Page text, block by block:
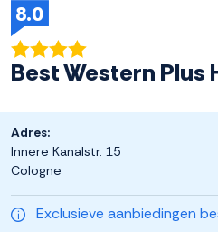
8.0
Best Western Plus
Exclusieve aanbiedingen
Adres:
Innere Kanalstr. 15
Cologne